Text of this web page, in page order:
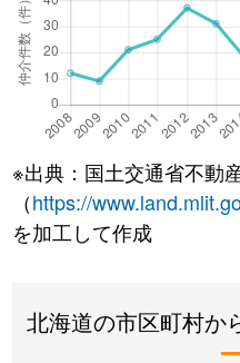
※出典：国土交通省不動
（https://
を加工して作成
北海道の市区町村か